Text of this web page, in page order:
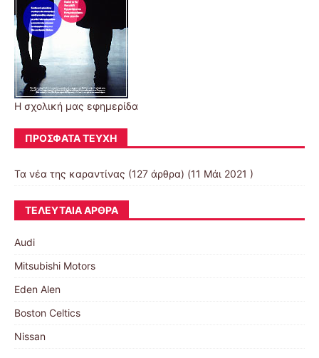
Η σχολική μας εφημερίδα
ΠΡΌΣΦΑΤΑ ΤΕΎΧΗ
Τα νέα της καραντίνας (127 άρθρα) (11 Μάι 2021 )
ΤΕΛΕΥΤΑΊΑ ΆΡΘΡΑ
Audi
Mitsubishi Motors
Eden Alen
Boston Celtics
Nissan